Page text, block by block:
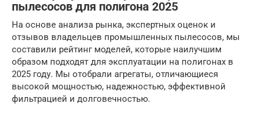
пылесосов для полигона 2025
На основе анализа рынка, экспертных оценок и
отзывов владельцев промышленных пылесосов, мы
составили рейтинг моделей, которые наилучшим
образом подходят для эксплуатации на полигонах в
2025 году. Мы отобрали агрегаты, отличающиеся
высокой мощностью, надежностью, эффективной
фильтрацией и долговечностью.